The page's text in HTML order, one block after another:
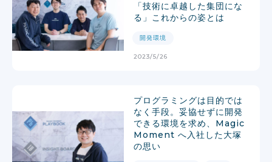
「技術に卓越した集団にな
る」これからの姿とは
開発環境
2023/5/26
プログラミングは目的では
なく手段。妥協せずに開発
できる環境を求め、Magic
Moment へ入社した大塚
の思い